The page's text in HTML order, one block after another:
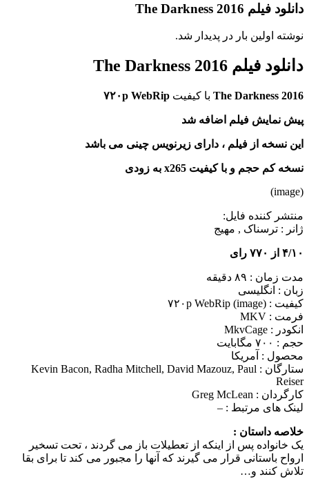
دانلود فیلم The Darkness 2016
نوشته اولین بار در پدیدار شد.
دانلود فیلم The Darkness 2016
The Darkness 2016 با کیفیت ۷۲۰p WebRip
پیش نمایش فیلم اضافه شد
این نسخه از فیلم ، دارای زیرنویس چینی می باشد
نسخه کم حجم و با کیفیت x265 به زودی
(image)
منتشر کننده فایل:
ژانر : ترسناک , مهیج
۴/۱۰ از ۷۷۰ رای
مدت زمان : ۸۹ دقیقه
زبان : انگلیسی
کیفیت : ۷۲۰p WebRip (image)
فرمت : MKV
انکودر : MkvCage
حجم : ۷۰۰ مگابایت
محصول : آمریکا
ستارگان : Kevin Bacon, Radha Mitchell, David Mazouz, Paul
Reiser
کارگردان : Greg McLean
لینک های مرتبط : –
خلاصه داستان :
یک خانواده پس از اینکه از تعطیلات باز می گردند ، تحت تسخیر
ارواح باستانی قرار می گیرند که آنها را مجبور می کند تا برای بقا
تلاش کنند و…